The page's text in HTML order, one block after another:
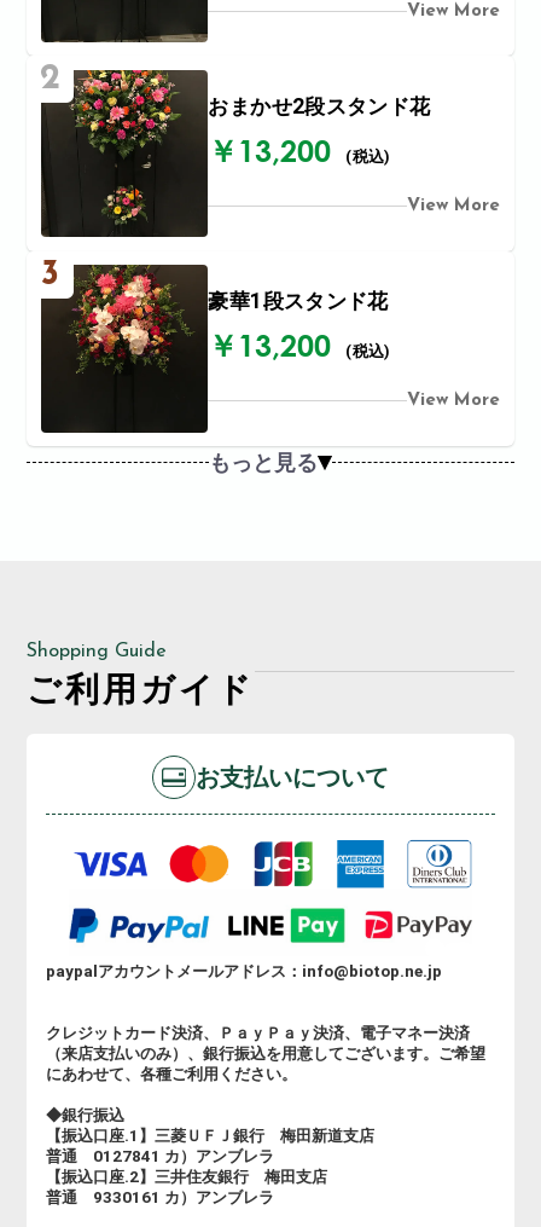
View More
2
おまかせ2段スタンド花
￥13,200 (税込)
View More
3
豪華1段スタンド花
￥13,200 (税込)
View More
もっと見る
Shopping Guide
ご利用ガイド
お支払いについて
paypalアカウントメールアドレス：info@biotop.ne.jp
クレジットカード決済、ＰａｙＰａｙ決済、電子マネー決済
（来店支払いのみ）、銀行振込を用意してございます。ご希望
にあわせて、各種ご利用ください。
◆銀行振込
【振込口座.1】三菱ＵＦＪ銀行 梅田新道支店
普通 0127841 カ）アンブレラ
【振込口座.2】三井住友銀行 梅田支店
普通 9330161 カ）アンブレラ